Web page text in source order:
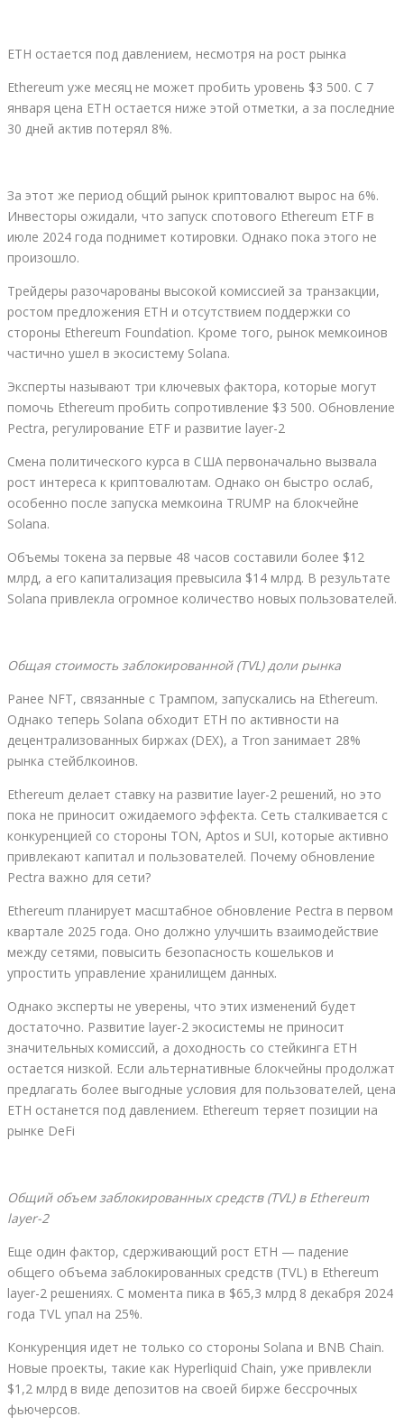
ETH остается под давлением, несмотря на рост рынка
Ethereum уже месяц не может пробить уровень $3 500. С 7
января цена ETH остается ниже этой отметки, а за последние
30 дней актив потерял 8%.
За этот же период общий рынок криптовалют вырос на 6%.
Инвесторы ожидали, что запуск спотового Ethereum ETF в
июле 2024 года поднимет котировки. Однако пока этого не
произошло.
Трейдеры разочарованы высокой комиссией за транзакции,
ростом предложения ETH и отсутствием поддержки со
стороны Ethereum Foundation. Кроме того, рынок мемкоинов
частично ушел в экосистему Solana.
Эксперты называют три ключевых фактора, которые могут
помочь Ethereum пробить сопротивление $3 500. Обновление
Pectra, регулирование ETF и развитие layer-2
Смена политического курса в США первоначально вызвала
рост интереса к криптовалютам. Однако он быстро ослаб,
особенно после запуска мемкоина TRUMP на блокчейне
Solana.
Объемы токена за первые 48 часов составили более $12
млрд, а его капитализация превысила $14 млрд. В результате
Solana привлекла огромное количество новых пользователей.
Общая стоимость заблокированной (TVL) доли рынка
Ранее NFT, связанные с Трампом, запускались на Ethereum.
Однако теперь Solana обходит ETH по активности на
децентрализованных биржах (DEX), а Tron занимает 28%
рынка стейблкоинов.
Ethereum делает ставку на развитие layer-2 решений, но это
пока не приносит ожидаемого эффекта. Сеть сталкивается с
конкуренцией со стороны TON, Aptos и SUI, которые активно
привлекают капитал и пользователей. Почему обновление
Pectra важно для сети?
Ethereum планирует масштабное обновление Pectra в первом
квартале 2025 года. Оно должно улучшить взаимодействие
между сетями, повысить безопасность кошельков и
упростить управление хранилищем данных.
Однако эксперты не уверены, что этих изменений будет
достаточно. Развитие layer-2 экосистемы не приносит
значительных комиссий, а доходность со стейкинга ETH
остается низкой. Если альтернативные блокчейны продолжат
предлагать более выгодные условия для пользователей, цена
ETH останется под давлением. Ethereum теряет позиции на
рынке DeFi
Общий объем заблокированных средств (TVL) в Ethereum
layer-2
Еще один фактор, сдерживающий рост ETH — падение
общего объема заблокированных средств (TVL) в Ethereum
layer-2 решениях. С момента пика в $65,3 млрд 8 декабря 2024
года TVL упал на 25%.
Конкуренция идет не только со стороны Solana и BNB Chain.
Новые проекты, такие как Hyperliquid Chain, уже привлекли
$1,2 млрд в виде депозитов на своей бирже бессрочных
фьючерсов.